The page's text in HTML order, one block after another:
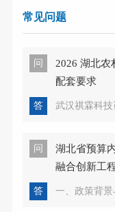
常见问题
问
2026 湖北
配套要求
答
问
湖北省预算
融合创新工
答